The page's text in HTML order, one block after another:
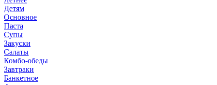
Детям
Основное
Паста
Супы
Закуски
Салаты
Комбо-обеды
Завтраки
Банкетное